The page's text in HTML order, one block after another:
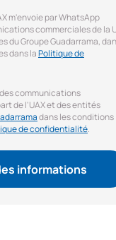
m'envoie par WhatsApp
commerciales de la
du Groupe Guadarrama,
dans laPolitique de
communications
de l'UAX et des entités
dans les conditions
de confidentialité.
informations